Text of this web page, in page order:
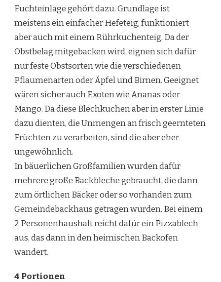
Fuchteinlage gehört dazu. Grundlage ist
meistens ein einfacher Hefeteig, funktioniert
aber auch mit einem Rührkuchenteig. Da der
Obstbelag mitgebacken wird, eignen sich dafür
nur feste Obstsorten wie die verschiedenen
Pflaumenarten oder Äpfel und Birnen. Geeignet
wären sicher auch Exoten wie Ananas oder
Mango. Da diese Blechkuchen aber in erster Linie
dazu dienten, die Unmengen an frisch geernteten
Früchten zu verarbeiten, sind die aber eher
ungewöhnlich.
In bäuerlichen Großfamilien wurden dafür
mehrere große Backbleche gebraucht, die dann
zum örtlichen Bäcker oder so vorhanden zum
Gemeindebackhaus getragen wurden. Bei einem
2 Personenhaushalt reicht dafür ein Pizzablech
aus, das dann in den heimischen Backofen
wandert.
4 Portionen